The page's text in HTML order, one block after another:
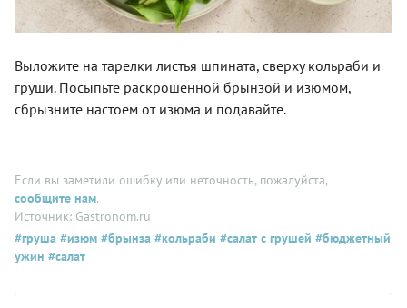
Выложите на тарелки листья шпината, сверху кольраби и
груши. Посыпьте раскрошенной брынзой и изюмом,
сбрызните настоем от изюма и подавайте.
Если вы заметили ошибку или неточность, пожалуйста,
сообщите нам.
Источник: Gastronom.ru
#груша #изюм #брынза #кольраби #салат с грушей #бюджетный
ужин #салат